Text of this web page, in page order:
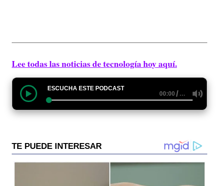
Lee todas las noticias de tecnología hoy aquí.
ESCUCHA ESTE PODCAST
00:00 /…